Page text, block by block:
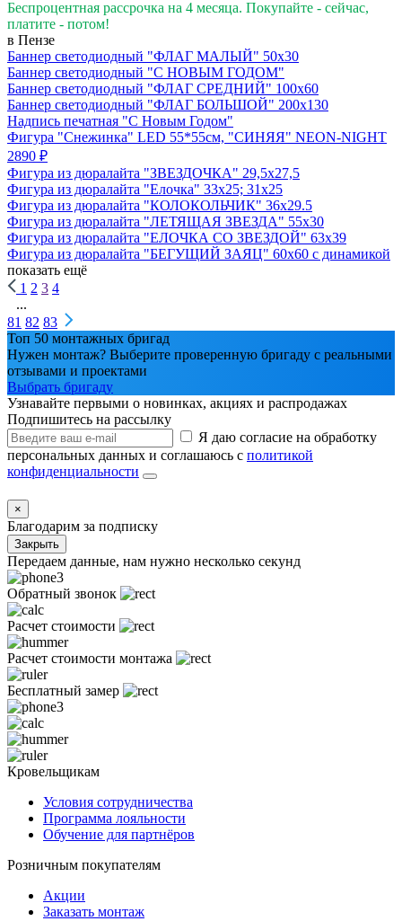
Беспроцентная рассрочка на 4 месяца. Покупайте - сейчас,
платите - потом!
в Пензе
Баннер светодиодный "ФЛАГ МАЛЫЙ" 50х30
Баннер светодиодный "С НОВЫМ ГОДОМ"
Баннер светодиодный "ФЛАГ СРЕДНИЙ" 100х60
Баннер светодиодный "ФЛАГ БОЛЬШОЙ" 200х130
Надпись печатная "С Новым Годом"
Фигура "Снежинка" LED 55*55см, "СИНЯЯ" NEON-NIGHT
2890 ₽
Фигура из дюралайта "ЗВЕЗДОЧКА" 29,5х27,5
Фигура из дюралайта "Елочка" 33х25; 31х25
Фигура из дюралайта "КОЛОКОЛЬЧИК" 36х29.5
Фигура из дюралайта "ЛЕТЯЩАЯ ЗВЕЗДА" 55х30
Фигура из дюралайта "ЕЛОЧКА СО ЗВЕЗДОЙ" 63х39
Фигура из дюралайта "БЕГУЩИЙ ЗАЯЦ" 60х60 с динамикой
показать ещё
1 2 3 4
...
81 82 83
Топ 50 монтажных бригад
Нужен монтаж? Выберите проверенную бригаду с реальными
отзывами и проектами
Выбрать бригаду
Узнавайте первыми о новинках, акциях и распродажах
Подпишитесь на рассылку
Я даю согласие на обработку
персональных данных и соглашаюсь с политикой
конфиденциальности
×
Благодарим за подписку
Закрыть
Передаем данные, нам нужно несколько секунд
Обратный звонок
Расчет стоимости
Расчет стоимости монтажа
Бесплатный замер
Кровельщикам
Условия сотрудничества
Программа лояльности
Обучение для партнёров
Розничным покупателям
Акции
Заказать монтаж